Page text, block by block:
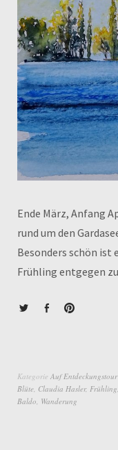
Ende März, Anfang
rund um den
Besonders schön ist
Frühling entgegen
Kategorie Auf
Blüte, Claudia Hasler, Frühling,
Baldo, Wanderung